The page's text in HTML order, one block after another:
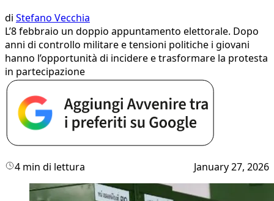
di Stefano Vecchia
L’8 febbraio un doppio appuntamento elettorale. Dopo
anni di controllo militare e tensioni politiche i giovani
hanno l’opportunità di incidere e trasformare la protesta
in partecipazione
4 min di lettura January 27, 2026